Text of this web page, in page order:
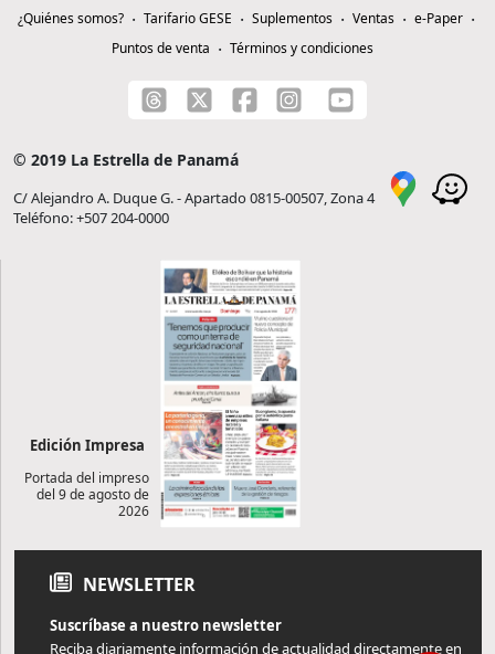
¿Quiénes somos? Tarifario GESE Suplementos Ventas
e-Paper
Puntos de venta
Términos y condiciones
© 2019 La Estrella de Panamá
C/ Alejandro A. Duque G. - Apartado 0815-00507, Zona 4
Teléfono: +507 204-0000
Edición Impresa
Portada del impreso
del 9 de agosto de
2026
NEWSLETTER
Suscríbase a nuestro newsletter
Reciba diariamente información de actualidad directamente en